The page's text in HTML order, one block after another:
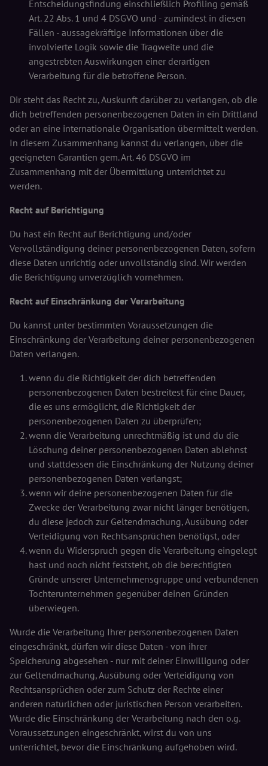
Entscheidungsfindung einschließlich Profiling gemäß
Art. 22 Abs. 1 und 4 DSGVO und - zumindest in diesen
Fällen - aussagekräftige Informationen über die
involvierte Logik sowie die Tragweite und die
angestrebten Auswirkungen einer derartigen
Verarbeitung für die betroffene Person.
Dir steht das Recht zu, Auskunft darüber zu verlangen, ob die
dich betreffenden personenbezogenen Daten in ein Drittland
oder an eine internationale Organisation übermittelt werden.
In diesem Zusammenhang kannst du verlangen, über die
geeigneten Garantien gem. Art. 46 DSGVO im
Zusammenhang mit der Übermittlung unterrichtet zu
werden.
Recht auf Berichtigung
Du hast ein Recht auf Berichtigung und/oder
Vervollständigung deiner personenbezogenen Daten, sofern
diese Daten unrichtig oder unvollständig sind. Wir werden
die Berichtigung unverzüglich vornehmen.
Recht auf Einschränkung der Verarbeitung
Du kannst unter bestimmten Voraussetzungen die
Einschränkung der Verarbeitung deiner personenbezogenen
Daten verlangen.
wenn du die Richtigkeit der dich betreffenden
personenbezogenen Daten bestreitest für eine Dauer,
die es uns ermöglicht, die Richtigkeit der
personenbezogenen Daten zu überprüfen;
wenn die Verarbeitung unrechtmäßig ist und du die
Löschung deiner personenbezogenen Daten ablehnst
und stattdessen die Einschränkung der Nutzung deiner
personenbezogenen Daten verlangst;
wenn wir deine personenbezogenen Daten für die
Zwecke der Verarbeitung zwar nicht länger benötigen,
du diese jedoch zur Geltendmachung, Ausübung oder
Verteidigung von Rechtsansprüchen benötigst, oder
wenn du Widerspruch gegen die Verarbeitung eingelegt
hast und noch nicht feststeht, ob die berechtigten
Gründe unserer Unternehmensgruppe und verbundenen
Tochterunternehmen gegenüber deinen Gründen
überwiegen.
Wurde die Verarbeitung Ihrer personenbezogenen Daten
eingeschränkt, dürfen wir diese Daten - von ihrer
Speicherung abgesehen - nur mit deiner Einwilligung oder
zur Geltendmachung, Ausübung oder Verteidigung von
Rechtsansprüchen oder zum Schutz der Rechte einer
anderen natürlichen oder juristischen Person verarbeiten.
Wurde die Einschränkung der Verarbeitung nach den o.g.
Voraussetzungen eingeschränkt, wirst du von uns
unterrichtet, bevor die Einschränkung aufgehoben wird.